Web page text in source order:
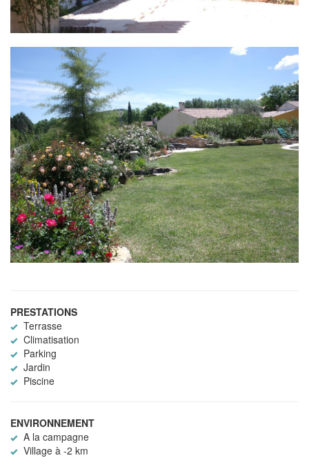
PRESTATIONS
Terrasse
Climatisation
Parking
Jardin
Piscine
ENVIRONNEMENT
A la campagne
Village à -2 km